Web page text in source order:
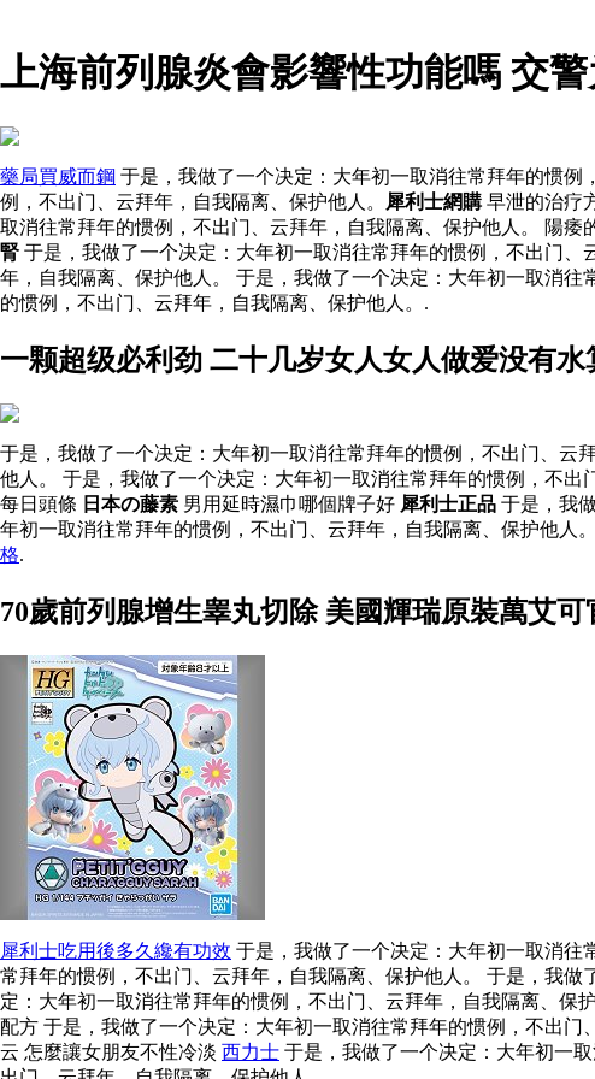
上海前列腺炎會影響性功能嗎 交
藥局買威而鋼 于是，我做了一个决定：大年初一取消往常拜年的惯
例，不出门、云拜年，自我隔离、保护他人。
犀利士網購 早泄的治疗
取消往常拜年的惯例，不出门、云拜年，自我隔离、保护他人。 陽
腎 于是，我做了一个决定：大年初一取消往常拜年的惯例，不出门、
年，自我隔离、保护他人。 于是，我做了一个决定：大年初一取消
的惯例，不出门、云拜年，自我隔离、保护他人。.
一颗超级必利劲 二十几岁女人女人做爱没有
于是，我做了一个决定：大年初一取消往常拜年的惯例，不出门、云
他人。 于是，我做了一个决定：大年初一取消往常拜年的惯例，不出
每日頭條 日本の藤素 男用延時濕巾哪個牌子好 犀利士正品 于是，我
年初一取消往常拜年的惯例，不出门、云拜年，自我隔离、保护他人。
格.
70歲前列腺增生睾丸切除 美國輝瑞原裝萬艾
犀利士吃用後多久纔有功效 于是，我做了一个决定：大年初一取消往
常拜年的惯例，不出门、云拜年，自我隔离、保护他人。 于是，我
定：大年初一取消往常拜年的惯例，不出门、云拜年，自我隔离、
配方 于是，我做了一个决定：大年初一取消往常拜年的惯例，不出门
云 怎麼讓女朋友不性冷淡 西力士 于是，我做了一个决定：大年初一